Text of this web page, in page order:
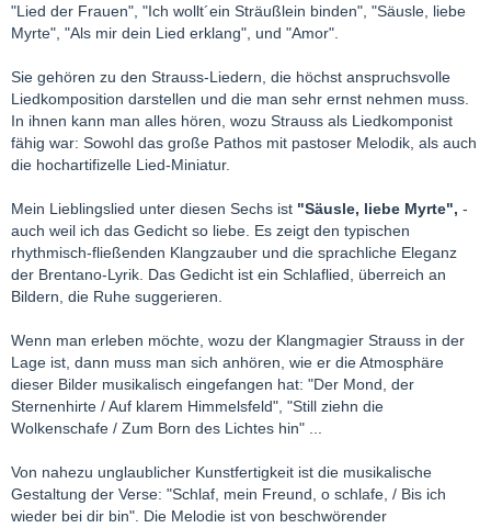
"Lied der Frauen", "Ich wollt´ein Sträußlein binden", "Säusle, liebe
Myrte", "Als mir dein Lied erklang", und "Amor".
Sie gehören zu den Strauss-Liedern, die höchst anspruchsvolle
Liedkomposition darstellen und die man sehr ernst nehmen muss.
In ihnen kann man alles hören, wozu Strauss als Liedkomponist
fähig war: Sowohl das große Pathos mit pastoser Melodik, als auch
die hochartifizelle Lied-Miniatur.
Mein Lieblingslied unter diesen Sechs ist "Säusle, liebe Myrte", -
auch weil ich das Gedicht so liebe. Es zeigt den typischen
rhythmisch-fließenden Klangzauber und die sprachliche Eleganz
der Brentano-Lyrik. Das Gedicht ist ein Schlaflied, überreich an
Bildern, die Ruhe suggerieren.
Wenn man erleben möchte, wozu der Klangmagier Strauss in der
Lage ist, dann muss man sich anhören, wie er die Atmosphäre
dieser Bilder musikalisch eingefangen hat: "Der Mond, der
Sternenhirte / Auf klarem Himmelsfeld", "Still ziehn die
Wolkenschafe / Zum Born des Lichtes hin" ...
Von nahezu unglaublicher Kunstfertigkeit ist die musikalische
Gestaltung der Verse: "Schlaf, mein Freund, o schlafe, / Bis ich
wieder bei dir bin". Die Melodie ist von beschwörender